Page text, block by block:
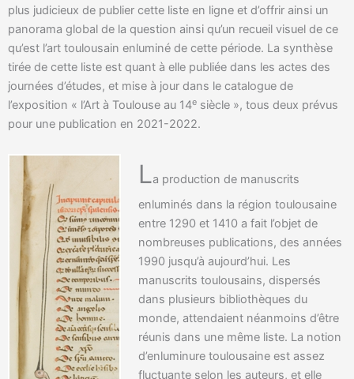
plus judicieux de publier cette liste en ligne et d’offrir ainsi un
panorama global de la question ainsi qu’un recueil visuel de ce
qu’est l’art toulousain enluminé de cette période. La synthèse
tirée de cette liste est quant à elle publiée dans les actes des
journées d’études, et mise à jour dans le catalogue de
l’exposition « l’Art à Toulouse au 14e siècle », tous deux prévus
pour une publication en 2021-2022.
La production de manuscrits
enluminés dans la région toulousaine
entre 1290 et 1410 a fait l’objet de
nombreuses publications, des années
1990 jusqu’à aujourd’hui. Les
manuscrits toulousains, dispersés
dans plusieurs bibliothèques du
monde, attendaient néanmoins d’être
réunis dans une même liste. La notion
d’enluminure toulousaine est assez
fluctuante selon les auteurs, et elle